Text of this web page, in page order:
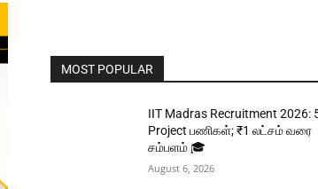
MOST POPULAR
IIT Madras Recruitment 2026:
Project பணிகள்; ₹1 லட்சம் வரை
சம்பளம் 🎓
August 6, 2026